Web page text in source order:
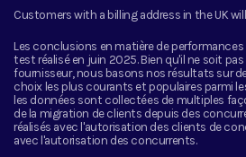
Customers with a billing address in the UK
Les conclusions en matière de
test réalisé en juin 2025. Bien qu'il ne soit
fournisseur, nous basons nos résultats sur
choix les plus courants et populaires parmi
les données sont collectées de multiples
de la migration de clients depuis des
réalisés avec l'autorisation des clients de
avec l'autorisation des concurrents.